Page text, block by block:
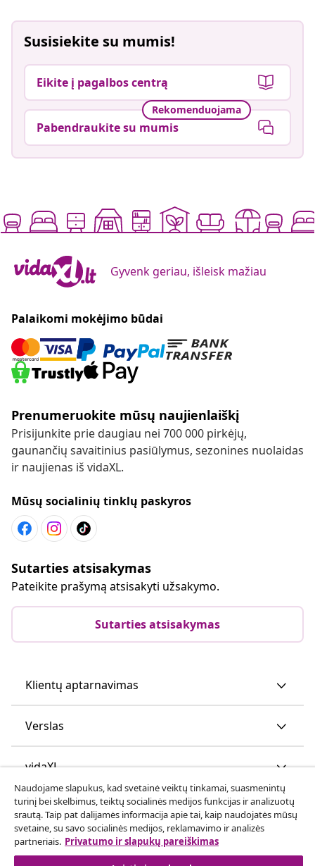
Susisiekite su mumis!
Eikite į pagalbos centrą
Rekomenduojama
Pabendraukite su mumis
Gyvenk geriau, išleisk mažiau
Palaikomi mokėjimo būdai
Prenumeruokite mūsų naujienlaiškį
Prisijunkite prie daugiau nei 700 000 pirkėjų,
gaunančių savaitinius pasiūlymus, sezonines nuolaidas
ir naujienas iš vidaXL.
Mūsų socialinių tinklų paskyros
Sutarties atsisakymas
Pateikite prašymą atsisakyti užsakymo.
Sutarties atsisakymas
Klientų aptarnavimas
Verslas
vidaXL
Atraskite daugiau
Naudojame slapukus, kad svetainė veiktų tinkamai, suasmenintų
turinį bei skelbimus, teiktų socialinės medijos funkcijas ir analizuotų
srautą. Taip pat dalijamės informacija apie tai, kaip naudojatės mūsų
svetaine, su savo socialinės medijos, reklamavimo ir analizės
partneriais. Privatumo ir slapukų pareiškimas